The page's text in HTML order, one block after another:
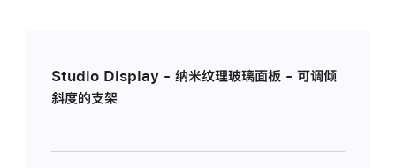
Studio Display - 纳米纹理玻璃面板 - 可调倾
斜度的支架